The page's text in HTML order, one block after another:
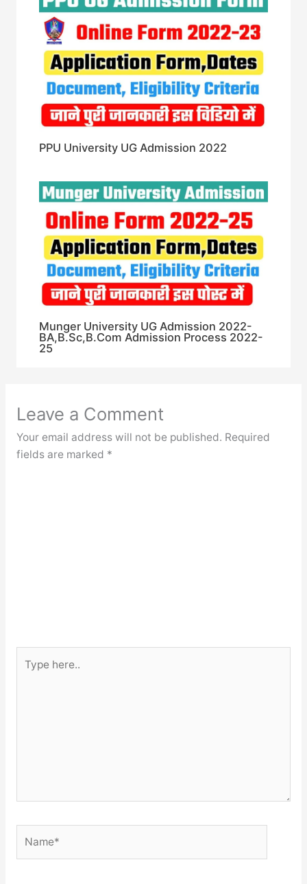
PPU University UG Admission 2022
Munger University UG Admission 2022-
BA,B.Sc,B.Com Admission Process 2022-
25
Leave a Comment
Your email address will not be published. Required
fields are marked *
here..